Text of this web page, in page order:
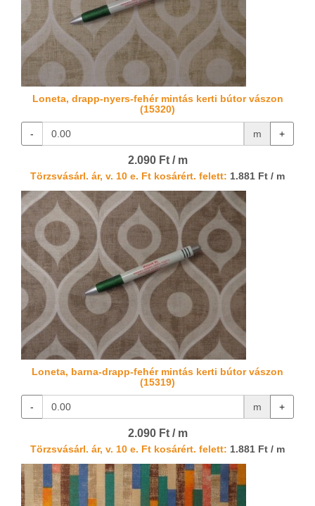
Loneta, drapp-nyers-fehér mintás kerti bútor vászon
(15320)
- m +
2.090 Ft / m
Törzsvásárl. ár, v. 10 e. Ft kosárért. felett: 1.881 Ft / m
Loneta, barna-drapp-fehér mintás kerti bútor vászon
(15319)
- m +
2.090 Ft / m
Törzsvásárl. ár, v. 10 e. Ft kosárért. felett: 1.881 Ft / m